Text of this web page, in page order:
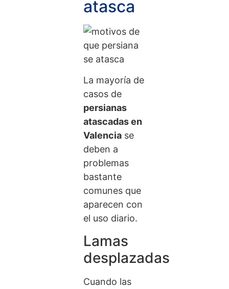
atasca
La mayoría de
casos de
persianas
atascadas en
Valenciase
deben a
problemas
bastante
comunes que
aparecen con
el uso diario.
Lamas
desplazadas
Cuando las